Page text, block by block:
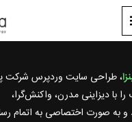
، طراحی سایت وردپرس شرکت
را با دیزاینی مدرن، واکنش‌گرا،
و به صورت اختصاصی به اتمام